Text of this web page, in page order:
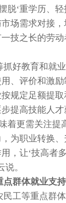
脱‘重学历、轻
场需求对接
技之长的劳动
抓好教育和就
、评价和激
规定足额提
提高技能人才
着更需关注提
为职业转换
，让‘技高者
。
点群体就业支
民工等重点群